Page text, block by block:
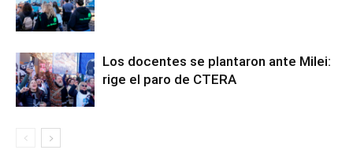
Los docentes se plantaron ante Milei:
rige el paro de CTERA